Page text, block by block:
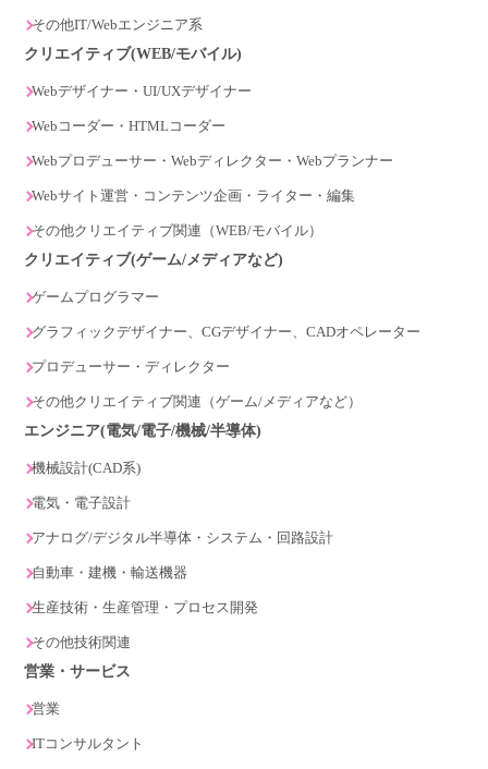
その他IT/Webエンジニア系
クリエイティブ(WEB/モバイル)
Webデザイナー・UI/UXデザイナー
Webコーダー・HTMLコーダー
Webプロデューサー・Webディレクター・Webプランナー
Webサイト運営・コンテンツ企画・ライター・編集
その他クリエイティブ関連（WEB/モバイル）
クリエイティブ(ゲーム/メディアなど)
ゲームプログラマー
グラフィックデザイナー、CGデザイナー、CADオペレーター
プロデューサー・ディレクター
その他クリエイティブ関連（ゲーム/メディアなど）
エンジニア(電気/電子/機械/半導体)
機械設計(CAD系)
電気・電子設計
アナログ/デジタル半導体・システム・回路設計
自動車・建機・輸送機器
生産技術・生産管理・プロセス開発
その他技術関連
営業・サービス
営業
ITコンサルタント